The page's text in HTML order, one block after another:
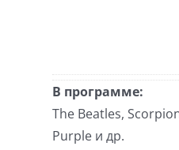
В программе:
The Beatles,
Purple и др.